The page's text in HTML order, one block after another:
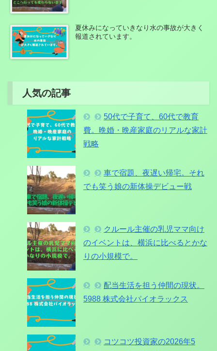
夏休みになっていきなり水の事故が大きく
報道されています。
人気の記事
50代で子育て、60代で教育
費。晩婚・晩産家庭のリアルな家計
戦略
車で宿題、夜遅い帰宅。それ
でも笑う娘の新体操デビュー戦
クルール主催の乳児ママ向け
のイベントは、横浜に比べるとかな
りの小規模で。
配当生活を担う仲間の現状。
5988 株式会社パイオラックス
コツコツ投資家の2026年5